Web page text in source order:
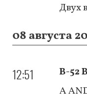
Двух
08 августа
12:51
В-52
А